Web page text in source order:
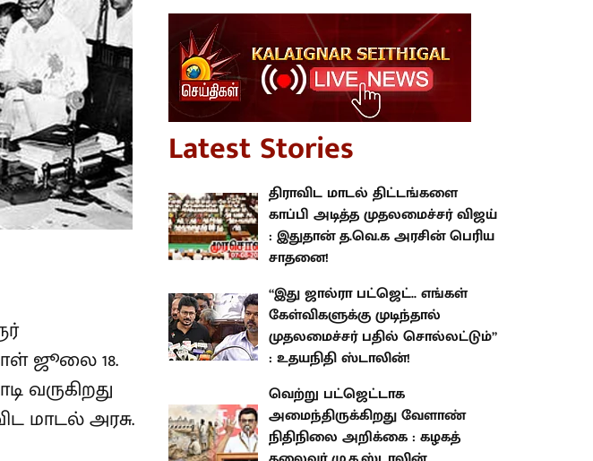
ஜூலை 18.
வருகிறது
மாடல் அரசு.
Latest Stories
திராவிட மாடல் திட்டங்களை
காப்பி அடித்த முதலமைச்சர் விஜய்
: இதுதான் த.வெ.க அரசின் பெரிய
சாதனை!
“இது ஜால்ரா பட்ஜெட்.. எங்கள்
கேள்விகளுக்கு முடிந்தால்
முதலமைச்சர் பதில் சொல்லட்டும்”
: உதயநிதி ஸ்டாலின்!
வெற்று பட்ஜெட்டாக
அமைந்திருக்கிறது வேளாண்
நிதிநிலை அறிக்கை : கழகத்